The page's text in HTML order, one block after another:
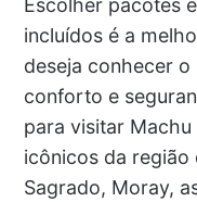
Escolher pacotes
incluídos é a
deseja conhecer
conforto e
para visitar
icônicos da região
Sagrado, Moray,